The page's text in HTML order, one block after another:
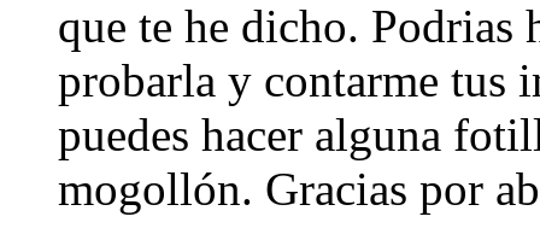
que te he dicho. Podrias
probarla y contarme tus
puedes hacer alguna
mogollón. Gracias por